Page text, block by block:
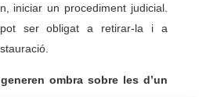
iniciar un procediment judicial.
ser obligat a retirar-la i a
ombra sobre les d’un